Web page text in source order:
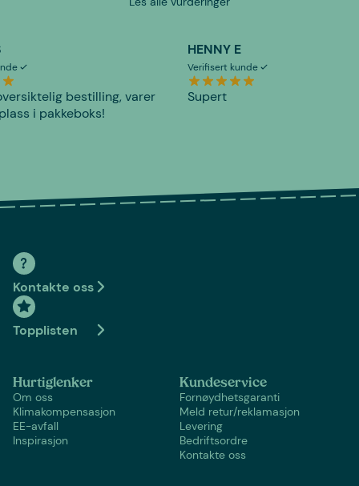
bestilling, varer
i pakkeboks!
HENNY E
Verifisert kunde
Supert
Kontakte oss
Topplisten
Hurtiglenker
Om oss
Klimakompensasjon
EE-avfall
Inspirasjon
Kundeservice
Fornøydhetsgaranti
Meld retur/reklamasjon
Levering
Bedriftsordre
Kontakte oss